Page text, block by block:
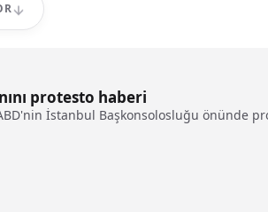
protesto haberi
İstanbul Başkonsolosluğu önünde